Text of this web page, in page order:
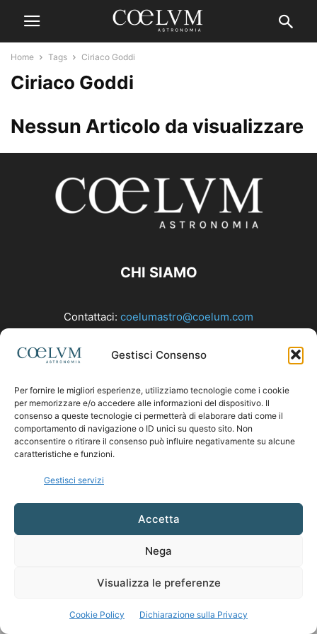
Gestisci Consenso
Per fornire le migliori esperienze, utilizziamo tecnologie come i cookie
per memorizzare e/o accedere alle informazioni del dispositivo. Il
consenso a queste tecnologie ci permetterà di elaborare dati come il
comportamento di navigazione o ID unici su questo sito. Non
acconsentire o ritirare il consenso può influire negativamente su alcune
caratteristiche e funzioni.
Gestisci servizi
Accetta
Nega
Visualizza le preferenze
Cookie Policy Dichiarazione sulla Privacy
Home Tags Ciriaco Goddi
Ciriaco Goddi
Nessun Articolo da visualizzare
CHI SIAMO
Contattaci: coelumastro@coelum.com
SEGUICI